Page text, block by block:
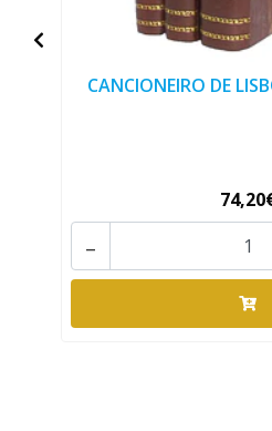
CANCIONEIRO DE
-